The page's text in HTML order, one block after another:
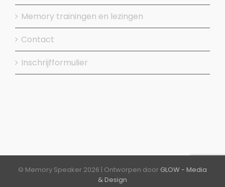
Memory trainingen en lezingen
Contact
Inschrijfformulier
© Memory Speaker 2026 | Ontworpen door GLOW - Media
& Design